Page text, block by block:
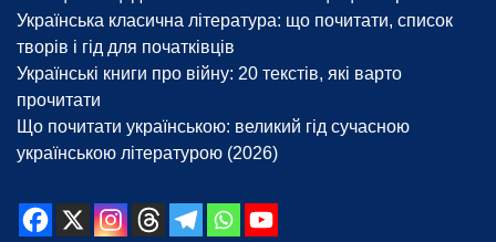
Українська класична література: що почитати, список
творів і гід для початківців
Українські книги про війну: 20 текстів, які варто
прочитати
Що почитати українською: великий гід сучасною
українською літературою (2026)